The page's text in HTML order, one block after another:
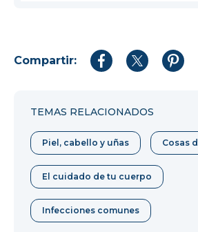
Compartir:
CompartirCompartir
TEMAS RELACIONADOS
Piel, cabello y uñas Cosas
El cuidado de tu cuerpo
Infecciones comunes